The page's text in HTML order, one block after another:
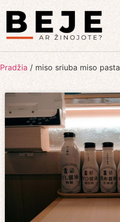
Pradžia / miso sriuba miso pasta